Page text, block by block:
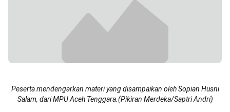
Peserta mendengarkan materi yang disampaikan oleh Sopian Husni
Salam, dari MPU Aceh Tenggara.(Pikiran Merdeka/Saptri Andri)